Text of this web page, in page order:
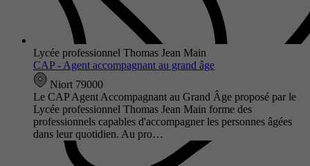
Lycée professionnel Thomas Jean Main
CAP - Agent accompagnant au grand âge
Niort 79000
Le CAP Agent Accompagnant au Grand Âge proposé par le
Lycée professionnel Thomas Jean Main forme des
professionnels capables d'accompagner les personnes âgées
dans leur quotidien. Au pro…